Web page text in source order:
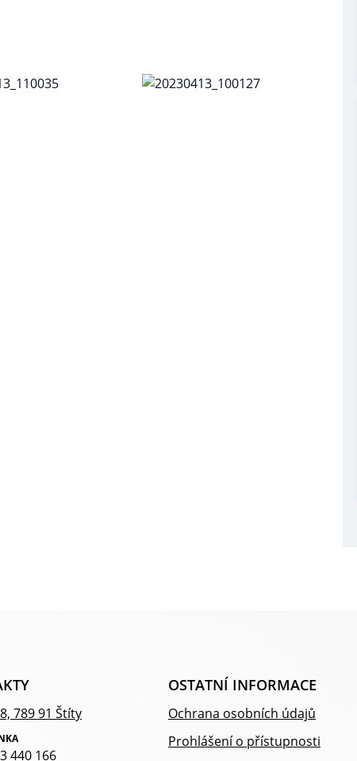
789 91 Štíty
440 166
OSTATNÍ INFORMACE
Ochrana osobních údajů
Prohlášení o přístupnosti